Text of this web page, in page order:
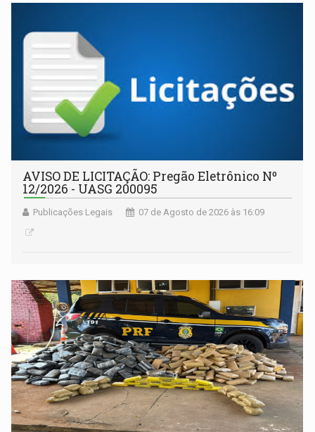
AVISO DE LICITAÇÃO: Pregão Eletrônico Nº
12/2026 - UASG 200095
Publicações Legais 07 de Agosto de 2026 às 16:09